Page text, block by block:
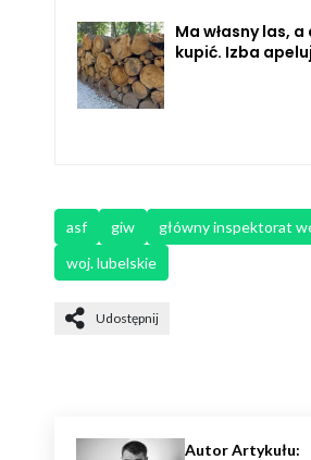
Ma własny las,
kupić. Izba
asf giw główny inspektorat
woj. lubelskie
Udostępnij
Autor Artykułu: